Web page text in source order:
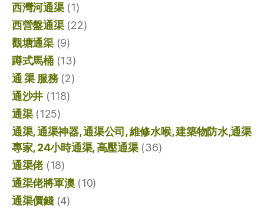
西灣河通渠(1)
西營盤通渠(22)
觀塘通渠(9)
蹲式馬桶(13)
通 渠 服務(2)
通沙井 (118)
通渠(125)
通渠, 通渠神器, 通渠公司, 維修水喉, 建築物防水,通渠
專家, 24小時通渠, 高壓通渠(36)
通渠佬(18)
通渠佬將軍澳(10)
通渠價錢(4)